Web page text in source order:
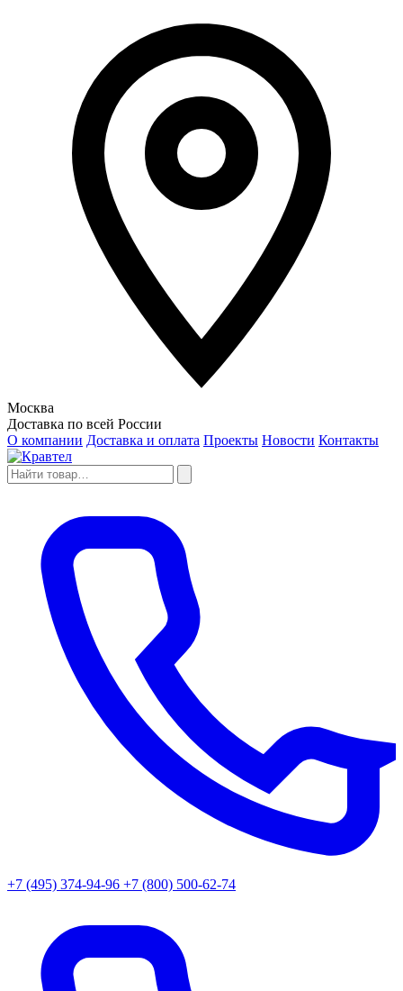
Москва
Доставка по всей России
О компании Доставка и оплата Проекты Новости Контакты
+7 (495) 374-94-96 +7 (800) 500-62-74